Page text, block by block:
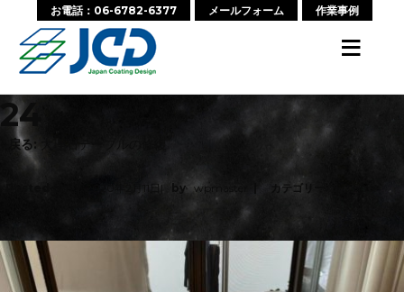
お電話：06-6782-6377 メールフォーム 作業事例
≡
24
‹ 戻る: 大理石テーブルの修復
2020年2月11日 by wpmaster カテゴリー: